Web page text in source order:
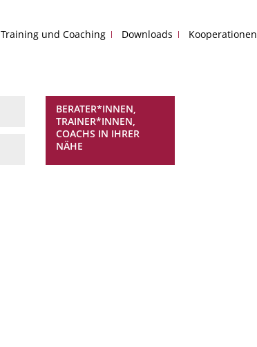
und Coaching Downloads Kooperationen
BERATER*INNEN,
TRAINER*INNEN,
COACHS IN IHRER
NÄHE